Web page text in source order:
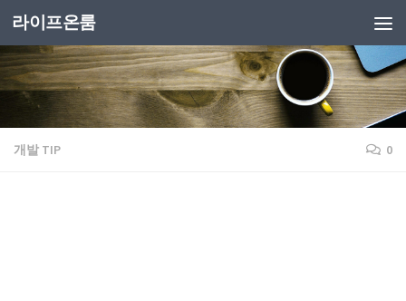
라이프온룸
개발 TIP 0